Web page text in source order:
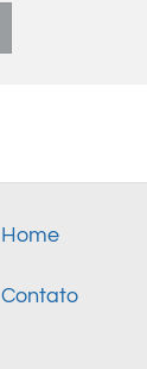
Home
Contato